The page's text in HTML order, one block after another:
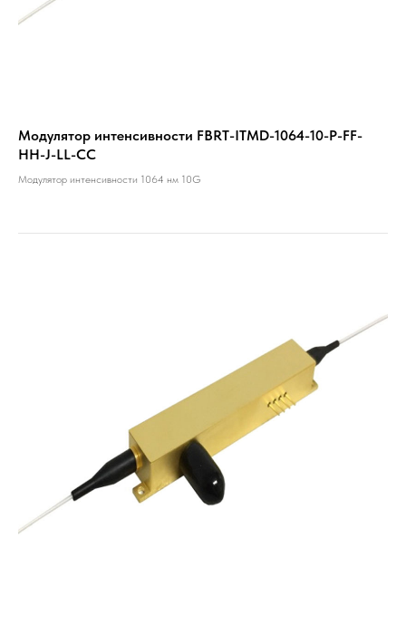
Модулятор интенсивности FBRT-ITMD-1064-10-P-FF-
HH-J-LL-CC
Модулятор интенсивности 1064 нм 10G